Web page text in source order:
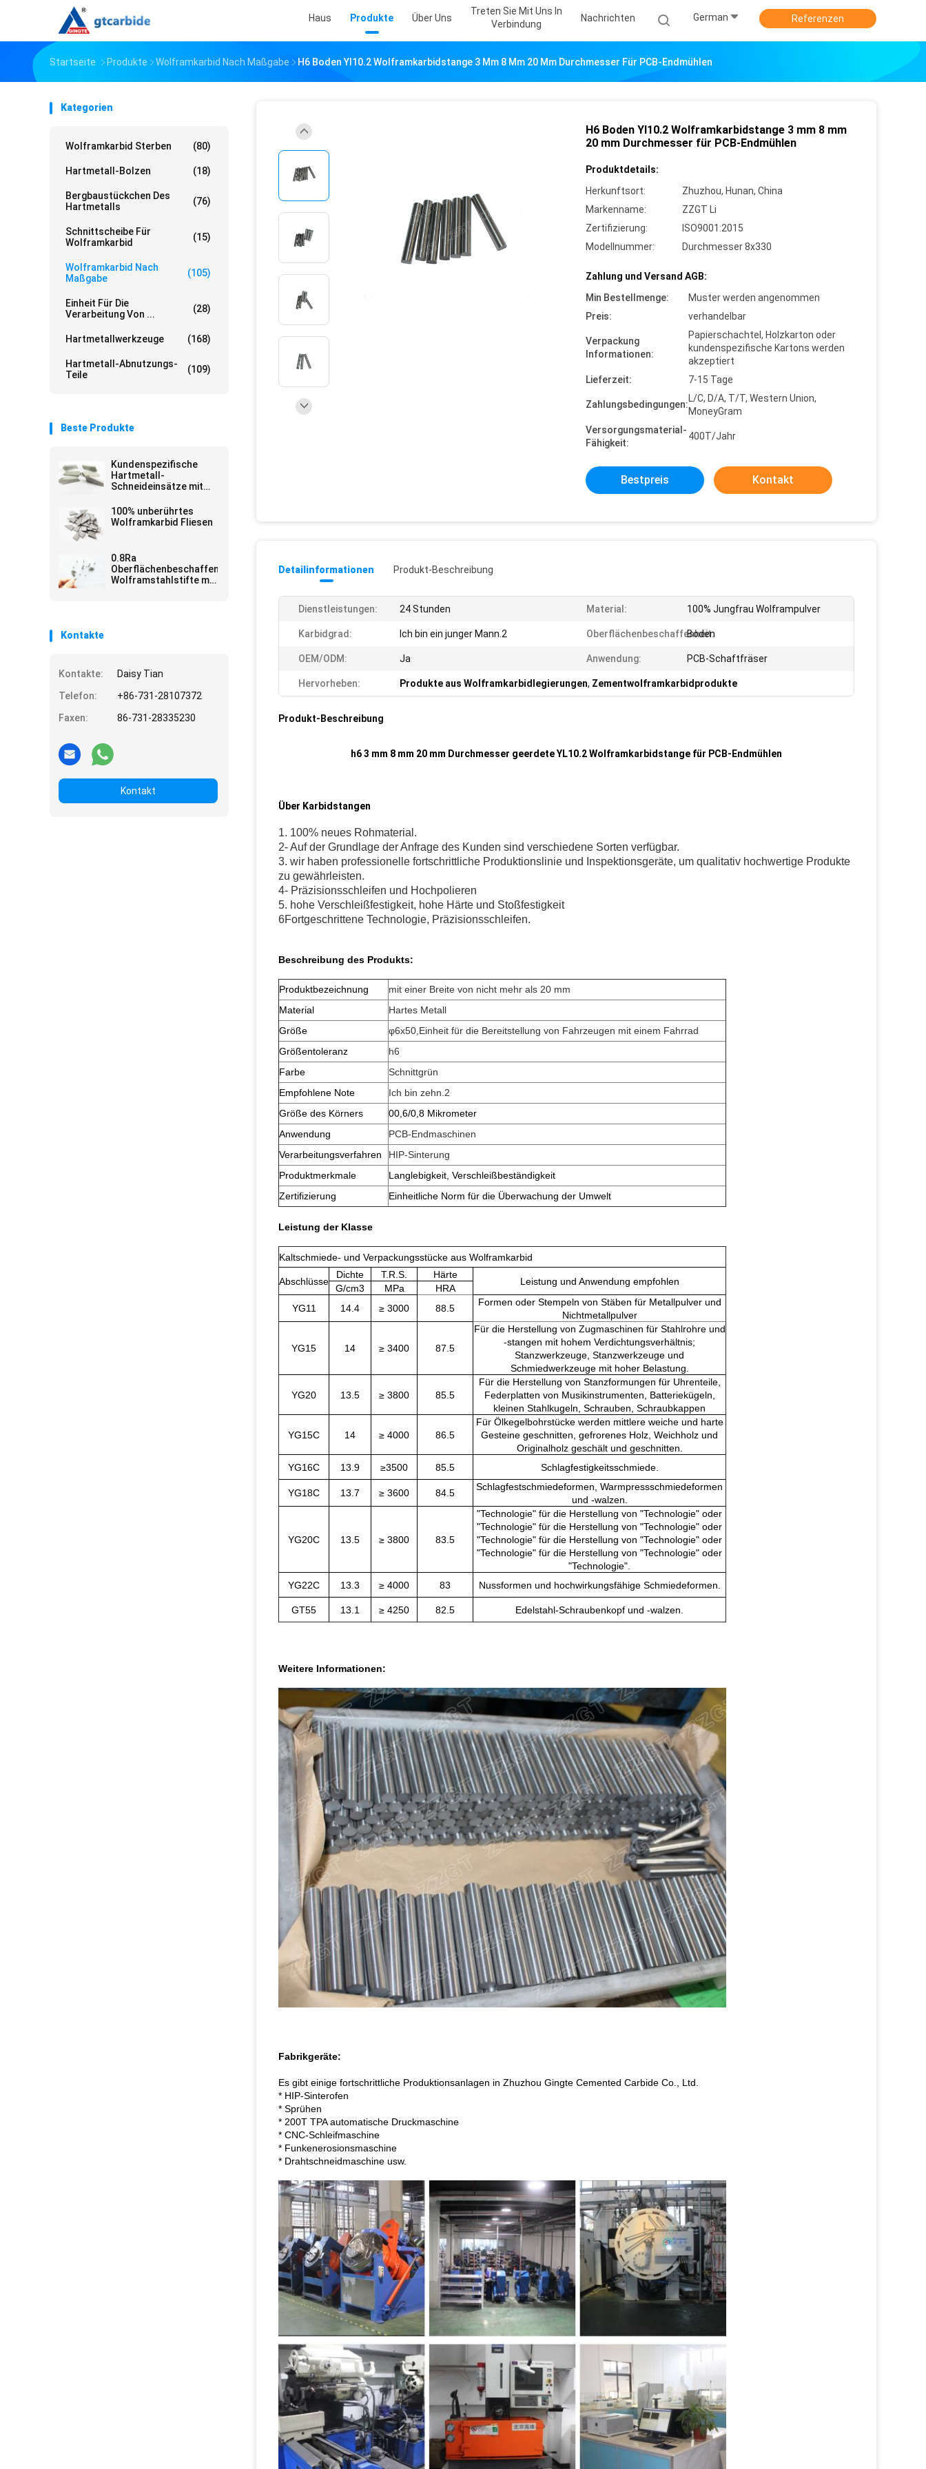
Haus Produkte Über Uns
Treten Sie Mit Uns In
Verbindung
Nachrichten German Referenzen
Startseite Produkte Wolframkarbid Nach Maßgabe H6 Boden Yl10.2 Wolframkarbidstange 3 Mm 8 Mm 20 Mm Durchmesser Für PCB-Endmühlen
Kategorien
Wolframkarbid Sterben (80)
Hartmetall-Bolzen (18)
Bergbaustückchen Des
Hartmetalls
(76)
Schnittscheibe Für
Wolframkarbid
(15)
Wolframkarbid Nach
Maßgabe
(105)
Einheit Für Die
Verarbeitung Von ...
(28)
Hartmetallwerkzeuge (168)
Hartmetall-Abnutzungs-
Teile
(109)
Beste Produkte
Kundenspezifische
Hartmetall-
Schneideinsätze mit
thermischer
Ermüdungsbeständigkeit
100% unberührtes
Wolframkarbid Fliesen
0.8Ra
Oberflächenbeschaffenheit
Wolframstahlstifte mit
Kontakte
Kontakte:
Daisy Tian
Telefon:
+86-731-28107372
Faxen:
86-731-28335230
Kontakt
H6 Boden Yl10.2 Wolframkarbidstange 3 mm 8 mm
20 mm Durchmesser für PCB-Endmühlen
Produktdetails:
Herkunftsort:
Zhuzhou, Hunan, China
Markenname:
ZZGT Li
Zertifizierung:
ISO9001:2015
Modellnummer:
Durchmesser 8x330
Zahlung und Versand AGB:
Min Bestellmenge:
Muster werden angenommen
Preis:
verhandelbar
Verpackung
Informationen:
Papierschachtel, Holzkarton oder
kundenspezifische Kartons werden
akzeptiert
Lieferzeit:
7-15 Tage
Zahlungsbedingungen:
L/C, D/A, T/T, Western Union,
MoneyGram
Versorgungsmaterial-
Fähigkeit:
400T/Jahr
Bestpreis Kontakt
Detailinformationen Produkt-Beschreibung
Dienstleistungen: 24 Stunden Material: 100% Jungfrau Wolframpulver
Karbidgrad: Ich bin ein junger Mann.2 Oberflächenbeschaffenheit:
Boden
OEM/ODM: Ja Anwendung: PCB-Schaftfräser
Hervorheben: Produkte aus Wolframkarbidlegierungen, Zementwolframkarbidprodukte
Produkt-Beschreibung
h6 3 mm 8 mm 20 mm Durchmesser geerdete YL10.2 Wolframkarbidstange für PCB-Endmühlen
Über Karbidstangen
1. 100% neues Rohmaterial.
2- Auf der Grundlage der Anfrage des Kunden sind verschiedene Sorten verfügbar.
3. wir haben professionelle fortschrittliche Produktionslinie und Inspektionsgeräte, um qualitativ hochwertige Produkte
zu gewährleisten.
4- Präzisionsschleifen und Hochpolieren
5. hohe Verschleißfestigkeit, hohe Härte und Stoßfestigkeit
6Fortgeschrittene Technologie, Präzisionsschleifen.
Beschreibung des Produkts:
Produktbezeichnung
mit einer Breite von nicht mehr als 20 mm
Material
Hartes Metall
Größe
φ6x50, Einheit für die Bereitstellung von Fahrzeugen mit einem Fahrrad
Größentoleranz
h6
Farbe
Schnittgrün
Empfohlene Note
Ich bin zehn.2
Größe des Körners
00,6/0,8 Mikrometer
Anwendung
PCB-Endmaschinen
Verarbeitungsverfahren
HIP-Sinterung
Produktmerkmale
Langlebigkeit, Verschleißbeständigkeit
Zertifizierung
Einheitliche Norm für die Überwachung der Umwelt
Leistung der Klasse
Kaltschmiede- und Verpackungsstücke aus Wolframkarbid
Abschlüsse
Dichte T.R.S. Härte
Leistung und Anwendung empfohlen
G/cm3 MPa
HRA
YG11
14.4 ≥ 3000 88.5
Formen oder Stempeln von Stäben für Metallpulver und
Nichtmetallpulver
YG15 14 ≥ 3400 87.5
Für die Herstellung von Zugmaschinen für Stahlrohre und
-stangen mit hohem Verdichtungsverhältnis;
Stanzwerkzeuge, Stanzwerkzeuge und
Schmiedwerkzeuge mit hoher Belastung.
YG20 13.5 ≥ 3800 85.5
Für die Herstellung von Stanzformungen für Uhrenteile,
Federplatten von Musikinstrumenten, Batteriekügeln,
kleinen Stahlkugeln, Schrauben, Schraubkappen
YG15C 14 ≥ 4000 86.5
Für Ölkegelbohrstücke werden mittlere weiche und harte
Gesteine geschnitten, gefrorenes Holz, Weichholz und
Originalholz geschält und geschnitten.
YG16C
13.9 ≥3500 85.5 Schlagfestigkeitsschmiede.
YG18C 13.7 ≥ 3600 84.5
Schlagfestschmiedeformen, Warmpressschmiedeformen
und -walzen.
YG20C 13.5 ≥ 3800 83.5
"Technologie" für die Herstellung von "Technologie" oder
"Technologie" für die Herstellung von "Technologie" oder
"Technologie" für die Herstellung von "Technologie" oder
"Technologie" für die Herstellung von "Technologie" oder
"Technologie".
YG22C
13.3 ≥ 4000 83 Nussformen und hochwirkungsfähige Schmiedeformen.
GT55 13.1 ≥ 4250 82.5 Edelstahl-Schraubenkopf und -walzen.
Weitere Informationen:
Fabrikgeräte:
Es gibt einige fortschrittliche Produktionsanlagen in Zhuzhou Gingte Cemented Carbide Co., Ltd.
* HIP-Sinterofen
* Sprühen
* 200T TPA automatische Druckmaschine
* CNC-Schleifmaschine
* Funkenerosionsmaschine
* Drahtschneidmaschine usw.